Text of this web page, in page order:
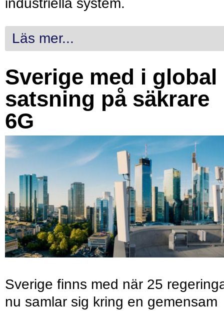
industriella system.
Läs mer...
Sverige med i global
satsning på säkrare
6G
Sverige finns med när 25
nu samlar sig kring en gemensam